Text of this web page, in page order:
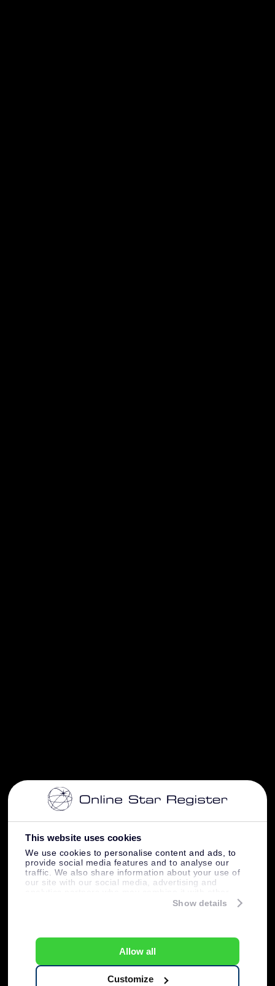
This website uses cookies
We use cookies to personalise content and ads, to
provide social media features and to analyse our
traffic. We also share information about your use of
our site with our social media, advertising and
information that you’ve provided to them or that
Show details
Allow all
Customize